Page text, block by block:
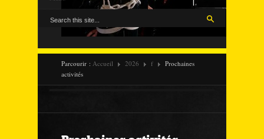
Parcourir : Accueil 2026 f
Prochaines
activités